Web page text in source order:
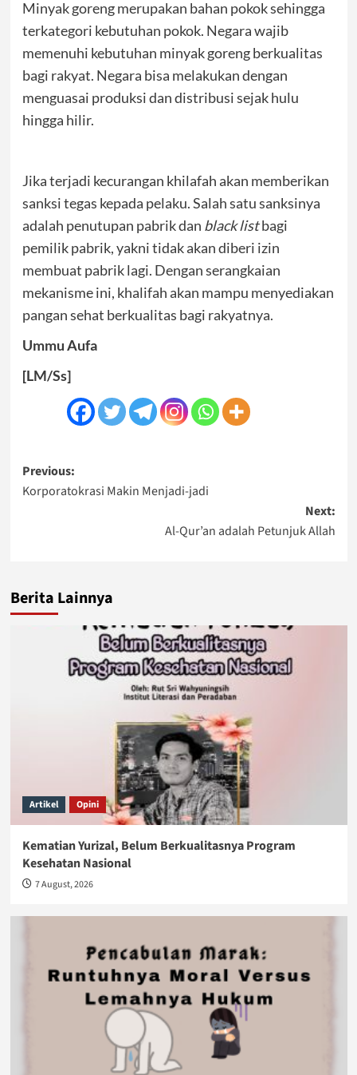
Minyak goreng merupakan bahan pokok sehingga
terkategori kebutuhan pokok. Negara wajib
memenuhi kebutuhan minyak goreng berkualitas
bagi rakyat. Negara bisa melakukan dengan
menguasai produksi dan distribusi sejak hulu
hingga hilir.
Jika terjadi kecurangan khilafah akan memberikan
sanksi tegas kepada pelaku. Salah satu sanksinya
adalah penutupan pabrik dan black listbagi
pemilik pabrik, yakni tidak akan diberi izin
membuat pabrik lagi. Dengan serangkaian
mekanisme ini, khalifah akan mampu menyediakan
pangan sehat berkualitas bagi rakyatnya.
Ummu Aufa
[LM/Ss]
Post
navigation
Previous:
Korporatokrasi Makin Menjadi-jadi
Next:
Al-Qur’an adalah Petunjuk Allah
Berita Lainnya
Artikel Opini
Kematian Yurizal, Belum Berkualitasnya Program
Kesehatan Nasional
7 August, 2026